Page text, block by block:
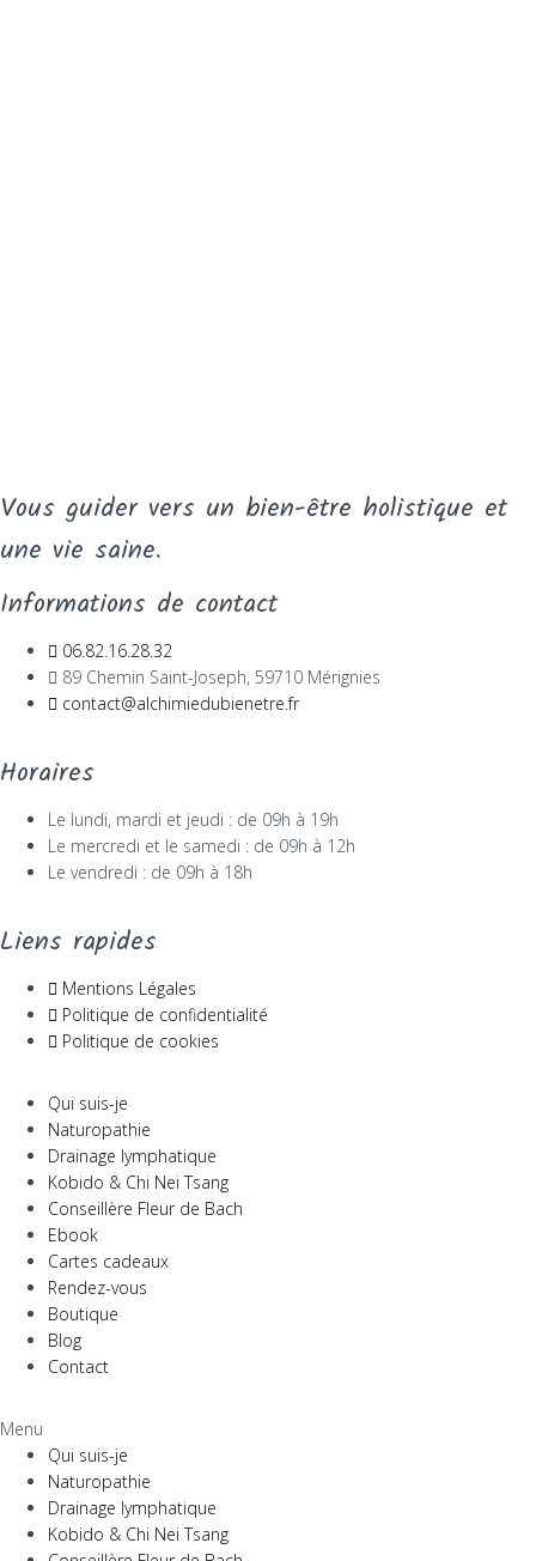
Vous guider vers un bien-être holistique et
une vie saine.
Informations de contact
06.82.16.28.32
89 Chemin Saint-Joseph, 59710 Mérignies
contact@alchimiedubienetre.fr
Horaires
Le lundi, mardi et jeudi : de 09h à 19h
Le mercredi et le samedi : de 09h à 12h
Le vendredi : de 09h à 18h
Liens rapides
Mentions Légales
Politique de confidentialité
Politique de cookies
Qui suis-je
Naturopathie
Drainage lymphatique
Kobido & Chi Nei Tsang
Conseillère Fleur de Bach
Ebook
Cartes cadeaux
Rendez-vous
Boutique
Blog
Contact
Menu
Qui suis-je
Naturopathie
Drainage lymphatique
Kobido & Chi Nei Tsang